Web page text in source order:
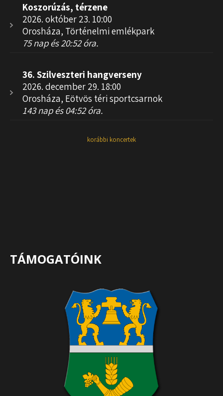
Koszorúzás, térzene
2026. október 23. 10:00
Orosháza, Történelmi emlékpark
75 nap és 20:52 óra.
36. Szilveszteri hangverseny
2026. december 29. 18:00
Orosháza, Eötvös téri sportcsarnok
143 nap és 04:52 óra.
korábbi koncertek
TÁMOGATÓINK